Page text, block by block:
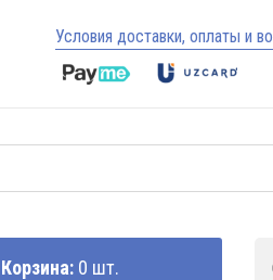
Условия доставки, оплаты и
Корзина: 0 шт.